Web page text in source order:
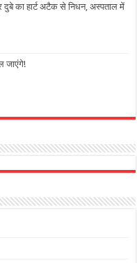
दुबे का हार्ट अटैक से निधन, अस्पताल में
जाएंगे!